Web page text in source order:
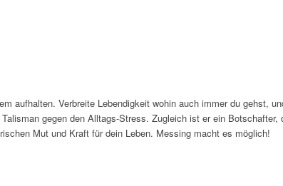
aufhalten. Verbreite Lebendigkeit wohin auch immer du gehst,
gegen den Alltags-Stress. Zugleich ist er ein Botschafter,
Mut und Kraft für dein Leben. Messing macht es möglich!